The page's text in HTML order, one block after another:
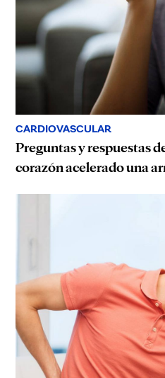
CARDIOVASCULAR
Preguntas y respuestas
corazón acelerado una